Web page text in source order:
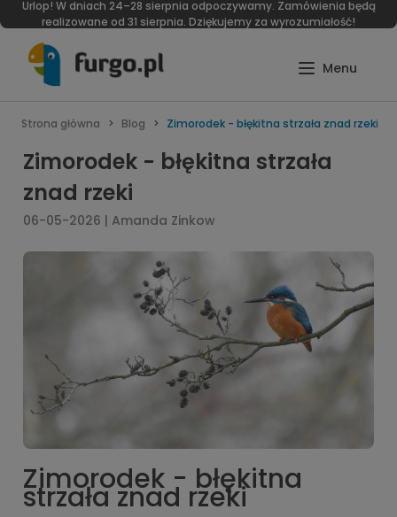
Urlop! W dniach 24–28 sierpnia odpoczywamy. Zamówienia będą
realizowane od 31 sierpnia. Dziękujemy za wyrozumiałość!
Strona główna Blog Zimorodek - błękitna strzała znad rzeki
Zimorodek - błękitna strzała
znad rzeki
06-05-2026 | Amanda Zinkow
Zimorodek - błękitna
strzała znad rzeki